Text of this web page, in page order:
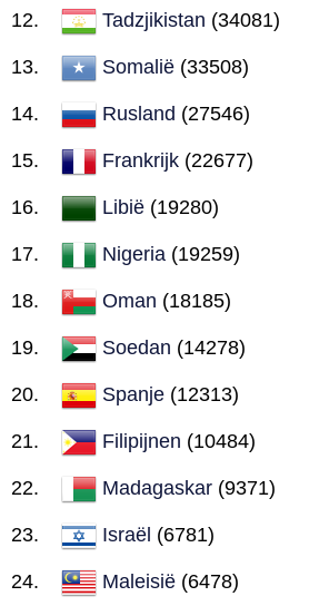
Tadzjikistan (34081)
Somalië (33508)
Rusland (27546)
Frankrijk (22677)
Libië (19280)
Nigeria (19259)
Oman (18185)
Soedan (14278)
Spanje (12313)
Filipijnen (10484)
Madagaskar (9371)
Israël (6781)
Maleisië (6478)